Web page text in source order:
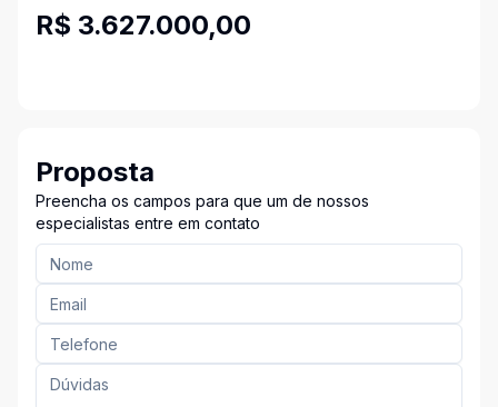
R$ 3.627.000,00
Proposta
Preencha os campos para que um de nossos
especialistas entre em contato